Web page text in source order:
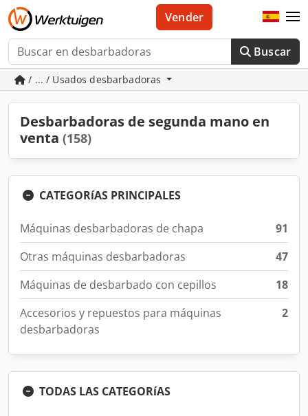
Buscar
Vender
/ ... / Usados desbarbadoras
Desbarbadoras de segunda mano en
venta (158)
CATEGORíAS PRINCIPALES
Máquinas desbarbadoras de chapa
91
Otras máquinas desbarbadoras
47
Máquinas de desbarbado con cepillos
18
Accesorios y repuestos para máquinas
desbarbadoras
2
TODAS LAS CATEGORíAS